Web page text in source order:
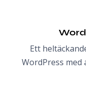
Ett
WordPress med